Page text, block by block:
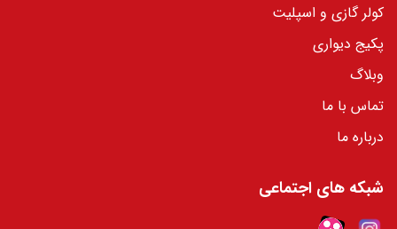
کولر گازی و اسپلیت
پکیج دیواری
وبلاگ
تماس با ما
درباره ما
شبکه های اجتماعی